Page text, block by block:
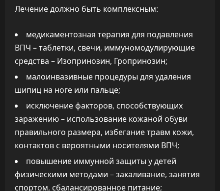
Лечение должно быть комплексным:
медикаментозная терапия для подавления
ВПЧ – таблетки, свечи, иммуномодулирующие
средства – Изопринозин, Гропринозин;
малоинвазивные процедуры для удаления
шипиц на ноге или пальце;
исключение факторов, способствующих
заражению – использование кожаной обуви
правильного размера, избегание травм кожи,
контактов с вероятными носителями ВПЧ;
повышение иммунной защиты у детей
физическими методами – закаливание, занятия
спортом, сбалансированное питание;